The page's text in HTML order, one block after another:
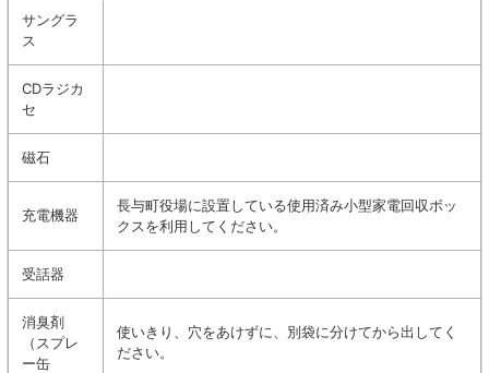
サングラ
ス
CDラジカ
セ
磁石
充電機器
長与町役場に設置している使用済み小型家電回収ボッ
クスを利用してください。
受話器
消臭剤
（スプレ
ー缶
使いきり、穴をあけずに、別袋に分けてから出してく
ださい。